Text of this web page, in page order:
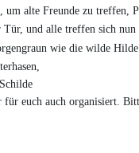
alte Freunde zu treffen,
Tür, und alle treffen sich
wie die wilde Hilde.
euch auch organisiert.